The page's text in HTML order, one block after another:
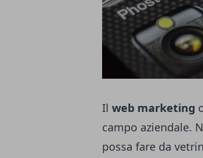
Il web marketing
campo aziendale.
possa fare da